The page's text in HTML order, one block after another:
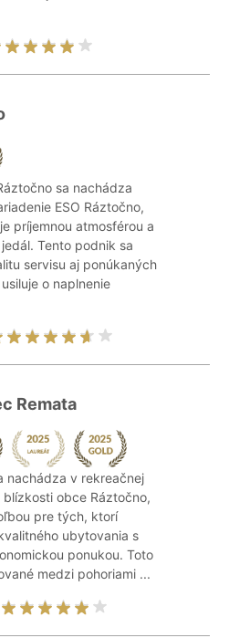
sa nachádza
ESO Ráztočno,
príjemnou atmosférou a
Tento podnik sa
servisu aj ponúkaných
o naplnenie
Remata
nachádza v rekreačnej
obce Ráztočno,
pre tých, ktorí
ubytovania s
ponukou. Toto
medzi pohoriami ...